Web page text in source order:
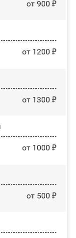
от 900 ₽
от 1200 ₽
от 1300 ₽
от 1000 ₽
от 500 ₽